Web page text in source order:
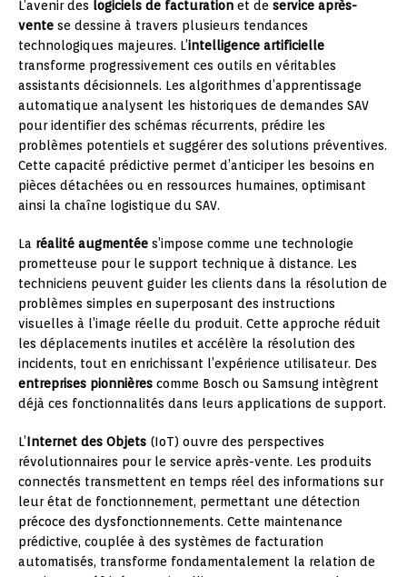
L’avenir des logiciels de facturation et de service après-
vente se dessine à travers plusieurs tendances
technologiques majeures. L’intelligence artificielle
transforme progressivement ces outils en véritables
assistants décisionnels. Les algorithmes d’apprentissage
automatique analysent les historiques de demandes SAV
pour identifier des schémas récurrents, prédire les
problèmes potentiels et suggérer des solutions préventives.
Cette capacité prédictive permet d’anticiper les besoins en
pièces détachées ou en ressources humaines, optimisant
ainsi la chaîne logistique du SAV.
La réalité augmentée s’impose comme une technologie
prometteuse pour le support technique à distance. Les
techniciens peuvent guider les clients dans la résolution de
problèmes simples en superposant des instructions
visuelles à l’image réelle du produit. Cette approche réduit
les déplacements inutiles et accélère la résolution des
incidents, tout en enrichissant l’expérience utilisateur. Des
entreprises pionnières comme Bosch ou Samsung intègrent
déjà ces fonctionnalités dans leurs applications de support.
L’Internet des Objets (IoT) ouvre des perspectives
révolutionnaires pour le service après-vente. Les produits
connectés transmettent en temps réel des informations sur
leur état de fonctionnement, permettant une détection
précoce des dysfonctionnements. Cette maintenance
prédictive, couplée à des systèmes de facturation
automatisés, transforme fondamentalement la relation de